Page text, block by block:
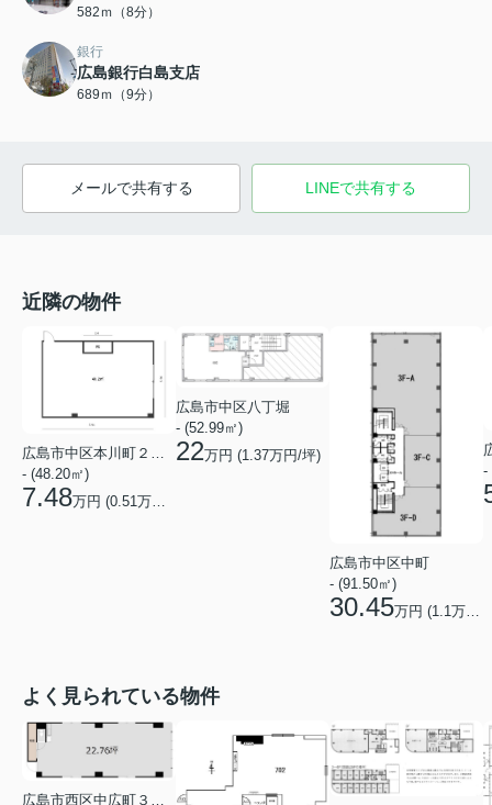
582ｍ（8分）
銀行
広島銀行白島支店
689ｍ（9分）
メールで共有する LINEで共有する
近隣の物件
- (48.20㎡)
7.48万円 (0.51万円/坪)
広島市中区八丁堀
- (52.99㎡)
22万円 (1.37万円/坪)
広島市中区中町
- (91.50㎡)
30.45万円 (1.1万円/坪)
-
よく見られている物件